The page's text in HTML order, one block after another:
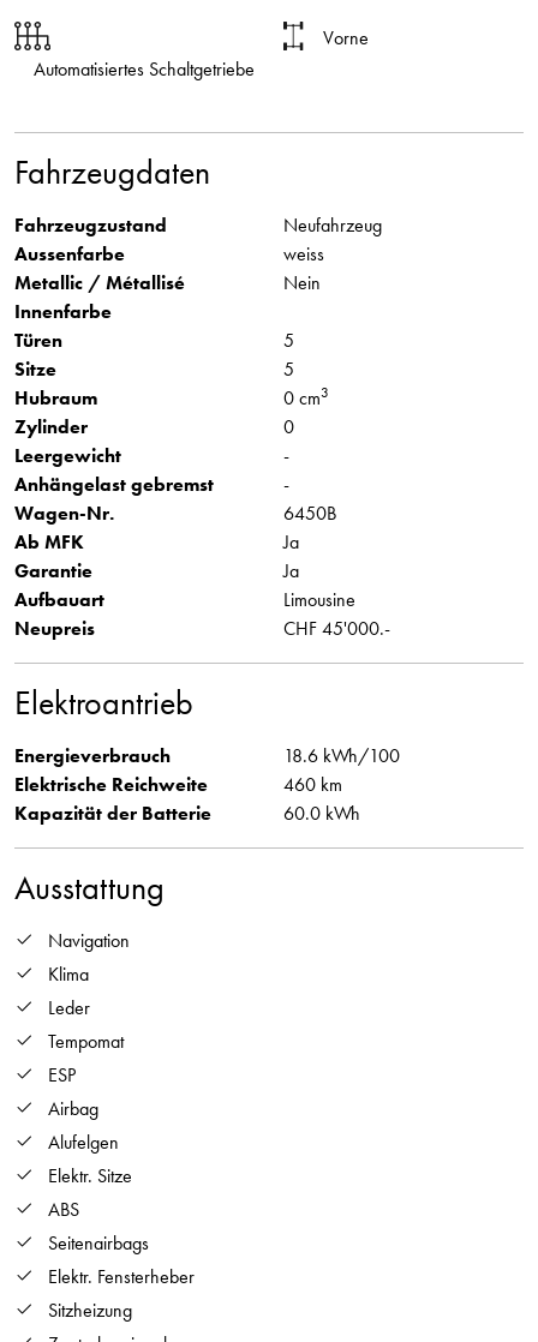
Automatisiertes Schaltgetriebe
Vorne
Fahrzeugdaten
Fahrzeugzustand
Neufahrzeug
Aussenfarbe
weiss
Metallic / Métallisé
Nein
Innenfarbe
Türen
5
Sitze
5
Hubraum
0 cm3
Zylinder
0
Leergewicht
-
Anhängelast gebremst
-
Wagen-Nr.
6450B
Ab MFK
Ja
Garantie
Ja
Aufbauart
Limousine
Neupreis
CHF 45'000.-
Elektroantrieb
Energieverbrauch
18.6 kWh/100
Elektrische Reichweite
460 km
Kapazität der Batterie
60.0 kWh
Ausstattung
Navigation
Klima
Leder
Tempomat
ESP
Airbag
Alufelgen
Elektr. Sitze
ABS
Seitenairbags
Elektr. Fensterheber
Sitzheizung